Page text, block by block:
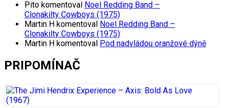
Pito komentoval Noel Redding Band –
Clonakilty Cowboys (1975)
Martin H komentoval Noel Redding Band –
Clonakilty Cowboys (1975)
Martin H komentoval Pod nadvládou oranžové dýně
PRIPOMÍNAČ